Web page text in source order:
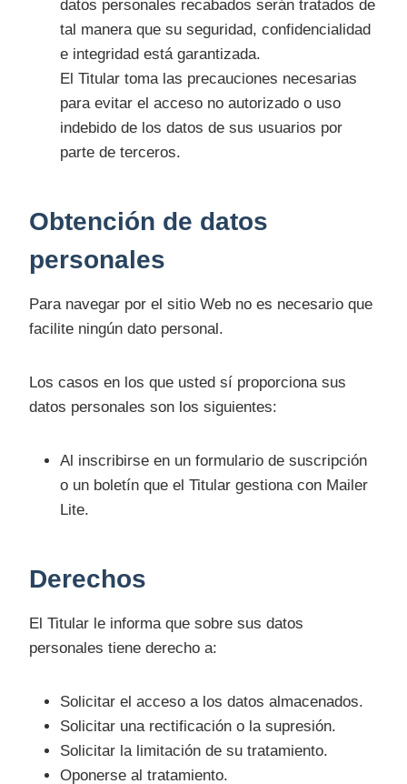
datos personales recabados serán tratados de
tal manera que su seguridad, confidencialidad
e integridad está garantizada.
El Titular toma las precauciones necesarias
para evitar el acceso no autorizado o uso
indebido de los datos de sus usuarios por
parte de terceros.
Obtención de datos
personales
Para navegar por el sitio Web no es necesario que
facilite ningún dato personal.
Los casos en los que usted sí proporciona sus
datos personales son los siguientes:
Al inscribirse en un formulario de suscripción
o un boletín que el Titular gestiona con Mailer
Lite.
Derechos
El Titular le informa que sobre sus datos
personales tiene derecho a:
Solicitar el acceso a los datos almacenados.
Solicitar una rectificación o la supresión.
Solicitar la limitación de su tratamiento.
Oponerse al tratamiento.